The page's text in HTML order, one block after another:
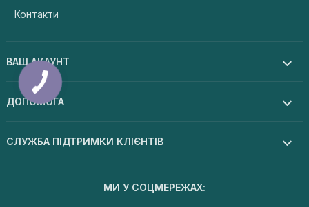
Контакти
ВАШ АКАУНТ
ДОПОМОГА
СЛУЖБА ПІДТРИМКИ КЛІЄНТІВ
МИ У СОЦМЕРЕЖАХ: